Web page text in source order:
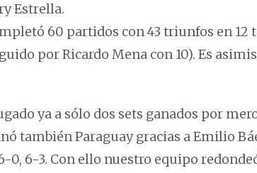
Estrella.
60 partidos con 43 triunfos en 12
por Ricardo Mena con 10). Es
ya a sólo dos sets ganados por
también Paraguay gracias a Emilio
6-3. Con ello nuestro equipo